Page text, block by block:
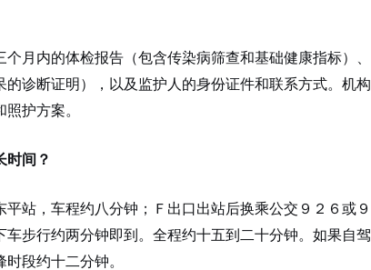
月内的体检报告（包含传染病筛查和基础健康指标）、
诊断证明），以及监护人的身份证件和联系方式。机构
护方案。
时间？
站，车程约八分钟；Ｆ出口出站后换乘公交９２６或９
步行约两分钟即到。全程约十五到二十分钟。如果自驾
段约十二分钟。